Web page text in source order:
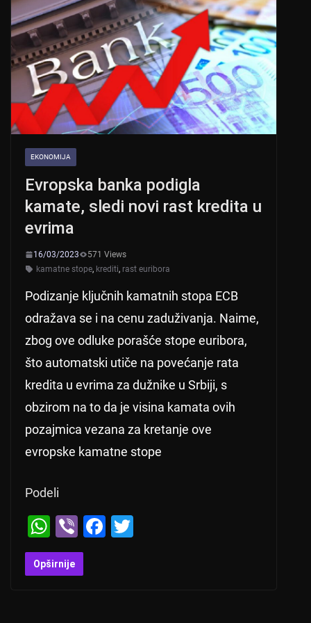
EKONOMIJA
Evropska banka podigla
kamate, sledi novi rast kredita u
evrima
16/03/2023
571 Views
kamatne stope, krediti, rast euribora
Podizanje ključnih kamatnih stopa ECB
odražava se i na cenu zaduživanja. Naime,
zbog ove odluke porašće stope euribora,
što automatski utiče na povećanje rata
kredita u evrima za dužnike u Srbiji, s
obzirom na to da je visina kamata ovih
pozajmica vezana za kretanje ove
evropske kamatne stope
Podeli
W
h
at
Vi
b
er
F
Opširnije